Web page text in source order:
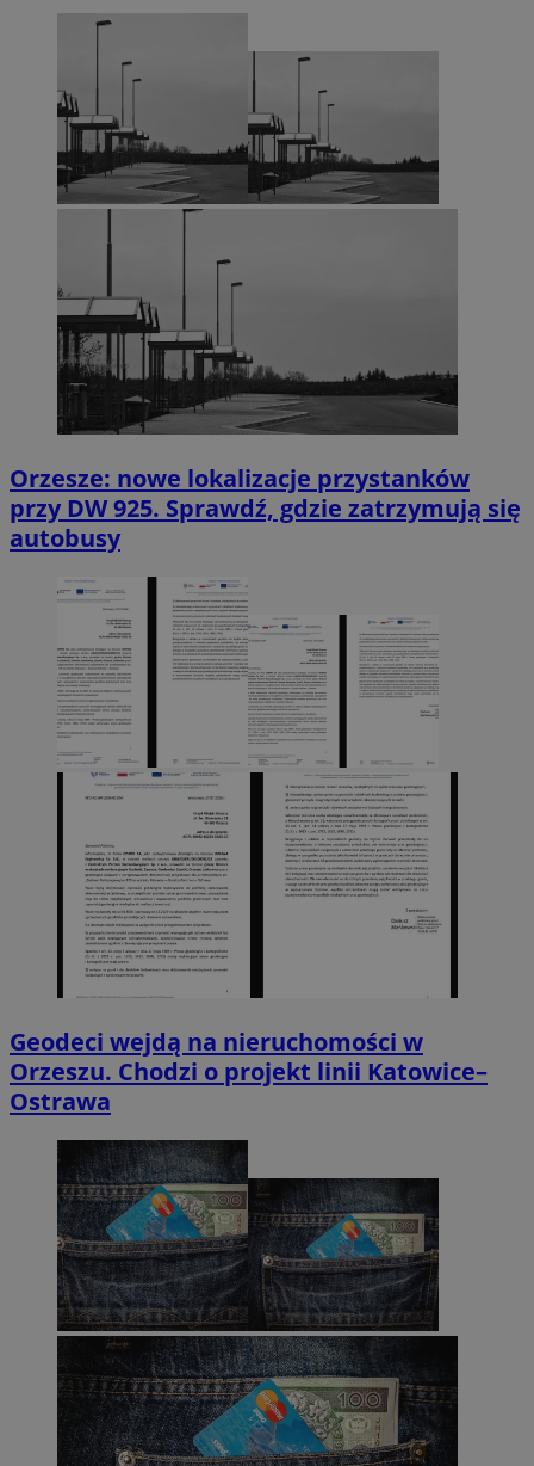
Orzesze: nowe lokalizacje przystanków
przy DW 925. Sprawdź, gdzie zatrzymują się
autobusy
Geodeci wejdą na nieruchomości w
Orzeszu. Chodzi o projekt linii Katowice–
Ostrawa